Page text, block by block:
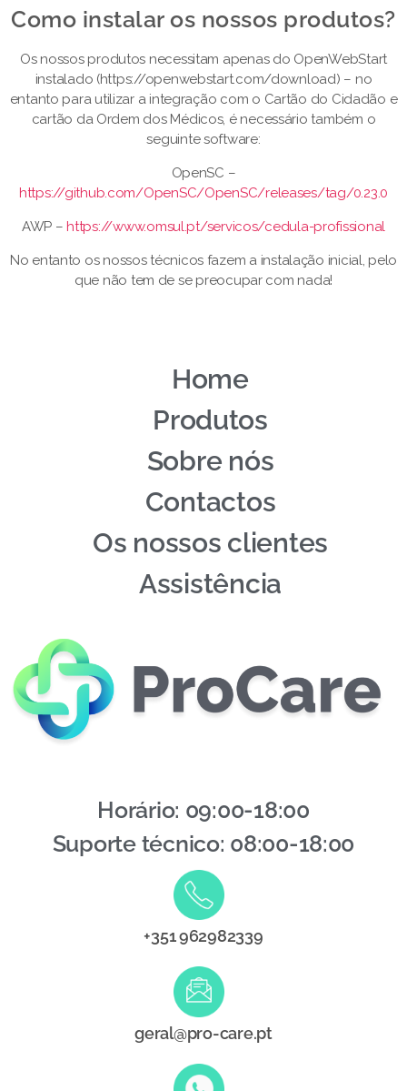
Como instalar os nossos produtos?​
Os nossos produtos necessitam apenas do OpenWebStart
instalado (https://openwebstart.com/download) – no
entanto para utilizar a integração com o Cartão do Cidadão e
cartão da Ordem dos Médicos, é necessário também o
seguinte software:
OpenSC –
https://github.com/OpenSC/OpenSC/releases/tag/0.23.0
AWP –https://www.omsul.pt/servicos/cedula-profissional
No entanto os nossos técnicos fazem a instalação inicial, pelo
que não tem de se preocupar com nada!
Home
Produtos
Sobre nós
Contactos
Os nossos clientes
Assistência
Horário: 09:00-18:00
Suporte técnico: 08:00-18:00
+351 962982339
geral@pro-care.pt